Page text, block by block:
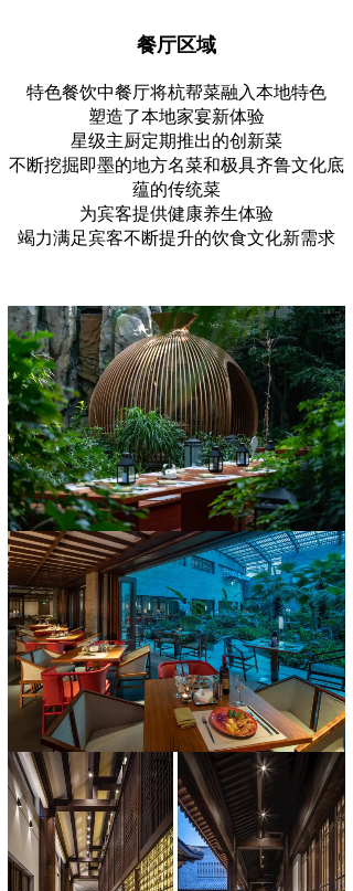
餐厅区域
特色餐饮中餐厅将杭帮菜融入本地特色
塑造了本地家宴新体验
星级主厨定期推出的创新菜
不断挖掘即墨的地方名菜和极具齐鲁文化底
蕴的传统菜
为宾客提供健康养生体验
竭力满足宾客不断提升的饮食文化新需求